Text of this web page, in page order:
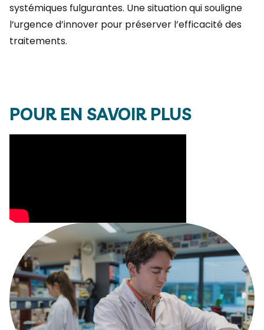
systémiques fulgurantes. Une situation qui souligne
l’urgence d’innover pour préserver l’efficacité des
traitements.
POUR EN SAVOIR PLUS